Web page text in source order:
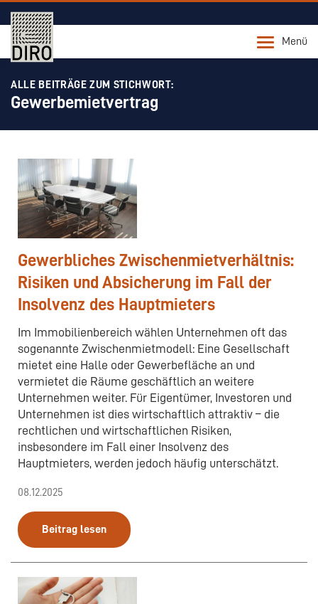
Menü
ALLE BEITRÄGE ZUM STICHWORT:
Gewerbemietvertrag
Gewerbliches Zwischenmietverhältnis:
Risiken und Absicherung im Fall der
Insolvenz des Hauptmieters
Im Immobilienbereich wählen Unternehmen oft das
sogenannte Zwischenmietmodell: Eine Gesellschaft
mietet eine Halle oder Gewerbefläche an und
vermietet die Räume geschäftlich an weitere
Unternehmen weiter. Für Eigentümer, Investoren und
Unternehmen ist dies wirtschaftlich attraktiv – die
rechtlichen und wirtschaftlichen Risiken,
insbesondere im Fall einer Insolvenz des
Hauptmieters, werden jedoch häufig unterschätzt.
08.12.2025
Beitrag lesen